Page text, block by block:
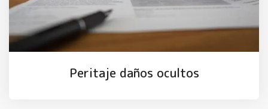
Peritaje daños ocultos